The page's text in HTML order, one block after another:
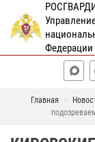
Федерации
Главная